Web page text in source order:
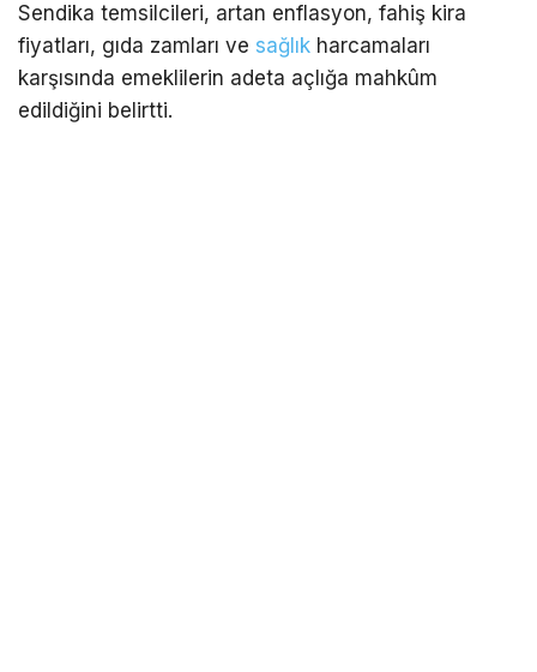
Sendika temsilcileri, artan enflasyon, fahiş kira
fiyatları, gıda zamları ve sağlık harcamaları
karşısında emeklilerin adeta açlığa mahkûm
edildiğini belirtti.